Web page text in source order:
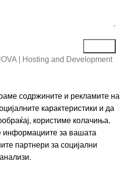
| Hosting and Development
содржините и рекламите на
карактеристики и да
користиме колачиња.
информациите за вашата
партнери за социјални